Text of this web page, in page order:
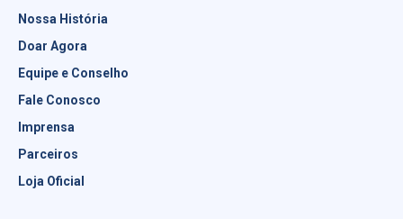
Nossa História
Doar Agora
Equipe e Conselho
Fale Conosco
Imprensa
Parceiros
Loja Oficial